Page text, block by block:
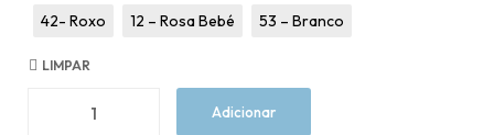
42- Roxo 12 – Rosa Bebé 53 – Branco
LIMPAR
Adicionar